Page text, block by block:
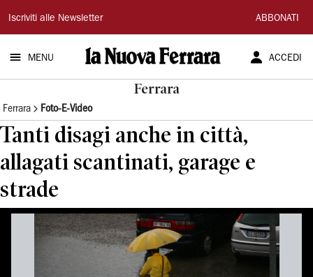
La
Nuova
Ferrara
Iscriviti alle Newsletter ABBONATI
MENU ACCEDI
Ferrara
Ferrara Foto-E-Video
Tanti disagi anche in città,
allagati scantinati, garage e
strade